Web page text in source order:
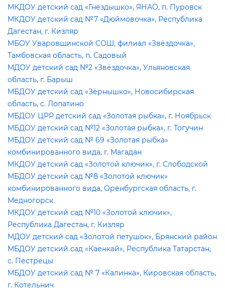
МКДОУ детский сад «Гнёздышко», ЯНАО, п. Пуровск
МКДОУ детский сад №7 «Дюймовочка», Республика
Дагестан, г. Кизляр
МБОУ Уваровщинской СОШ, филиал «Звёздочка»,
Тамбовская область, п. Садовый
МДОУ детский сад №2 «Звёздочка», Ульяновская
область, г. Барыш
МБДОУ детский сад «Зёрнышко», Новосибирская
область, с. Лопатино
МБДОУ ЦРР детский сад «Золотая рыбка», г. Ноябрьск
МБДОУ детский сад №12 «Золотая рыбка», г. Тогучин
МБДОУ детский сад № 69 «Золотая рыбка»
комбинированного вида, г. Магадан
МКДОУ детский сад «Золотой ключик», г. Слободской
МБДОУ детский сад №8 «Золотой ключик»
комбинированного вида, Оренбургская область, г.
Медногорск
МКДОУ детский сад №10 «Золотой ключик»,
Республика Дагестан, г. Кизляр
МДОУ детский сад «Золотой петушок», Брянский район
МБДОУ детский сад «Каенкай», Республика Татарстан,
с. Пестрецы
МБДОУ детский сад № 7 «Калинка», Кировская область,
. Котельнич